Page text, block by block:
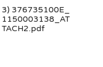
3) 376735100E_
1150003138_AT
TACH2.pdf